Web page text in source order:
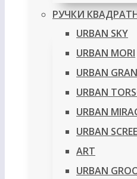
РУЧКИ
URBAN SKY
URBAN MORI
URBAN
URBAN
URBAN
URBAN
ART
URBAN